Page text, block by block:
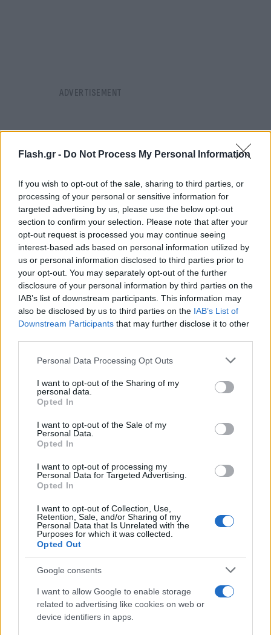
Flash.gr - Do Not Process My Personal Information
If you wish to opt-out of the sale, sharing to third parties, or
processing of your personal or sensitive information for
targeted advertising by us, please use the below opt-out
section to confirm your selection. Please note that after your
opt-out request is processed you may continue seeing
interest-based ads based on personal information utilized by
us or personal information disclosed to third parties prior to
your opt-out. You may separately opt-out of the further
disclosure of your personal information by third parties on the
IAB’s list of downstream participants. This information may
also be disclosed by us to third parties on the IAB’s List of
Downstream Participants that may further disclose it to other
Please note that this website/app uses one or more Google
not limited to your visit or usage behaviour. You may click to
grant or deny consent to Google and its third-party tags to
use your data for below specified purposes in below Google
consent section.
Personal Data Processing Opt Outs
I want to opt-out of the Sharing of my
personal data.
Opted In
I want to opt-out of the Sale of my
Personal Data.
Opted In
I want to opt-out of processing my
Personal Data for Targeted Advertising.
Opted In
I want to opt-out of Collection, Use,
Retention, Sale, and/or Sharing of my
Personal Data that Is Unrelated with the
Purposes for which it was collected.
Opted Out
Google consents
I want to allow Google to enable storage
related to advertising like cookies on web or
device identifiers in apps.
Λίγα λόγια για την Κάτια Ζυγούλη
Ιουλίου 1978) είναι Ελληνίδα μοντέλο.Σε ηλικία 18
ετών κι ενώ ήταν ήδη μέλος σε πρακτορείο
μοντέλων, αποφάσισε να εγκατασταθεί στην Αθήνα
για τον διαγωνισμό ομορφιάς "Elite Model Look
αργότερα, έλαβε μέρος στο διαγωνισμό "Playmate
of the Year" που προβλήθηκε από το κανάλι STAR
και στέφθηκε νικήτρια.
Έπειτα, έζησε και εργάστηκε κατά διαστήματα στο
Παρίσι, τη Νέα Υόρκη και το Λος Άντζελες, όπου
συνεργάστηκε με μεγάλους οίκους μόδας αλλά
επέστρεψε στην Ελλάδα διότι ένιωθε μοναξιά στο
εξωτερικό. Έχει ψηφιστεί δύο φορές "Μοντέλο της
Χρονιάς" από την ελληνική βιομηχανία μόδας (2002